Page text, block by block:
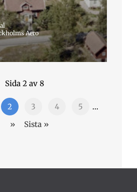
Aero
Sida 2 av 8
2 3 4 5
...
»
Sista »